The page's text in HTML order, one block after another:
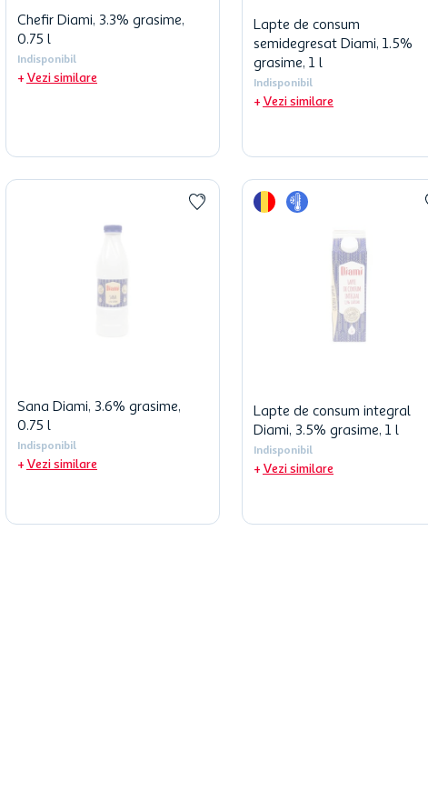
Chefir Diami, 3.3% grasime,
0.75 l
Indisponibil
Vezi similare
Lapte de consum
semidegresat Diami, 1.5%
grasime, 1 l
Indisponibil
Vezi similare
Sana Diami, 3.6% grasime,
0.75 l
Indisponibil
Vezi similare
Lapte de consum integral
Diami, 3.5% grasime, 1 l
Indisponibil
Vezi similare